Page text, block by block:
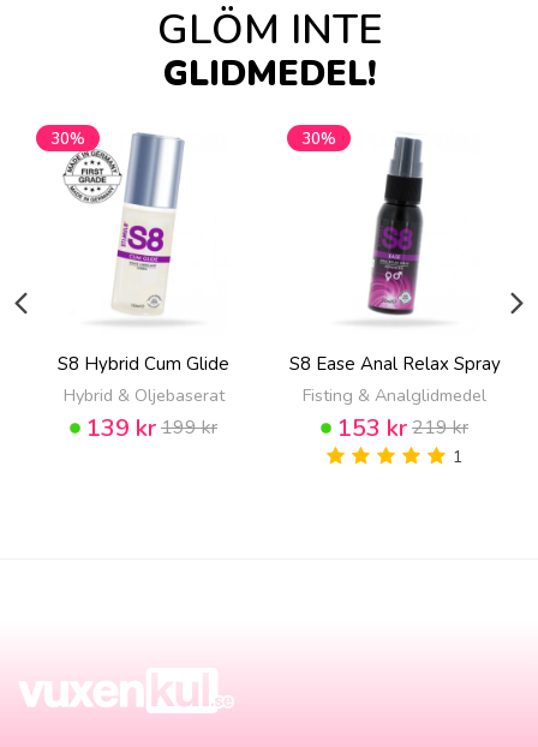
GLÖM INTE
GLIDMEDEL!
30%
S8 Hybrid Cum Glide
Hybrid & Oljebaserat
139 kr199 kr
30%
S8 Ease Anal Relax Spray
Fisting & Analglidmedel
153 kr219 kr
1